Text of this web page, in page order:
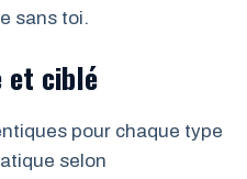
sans toi.
et ciblé
pour chaque type
selon